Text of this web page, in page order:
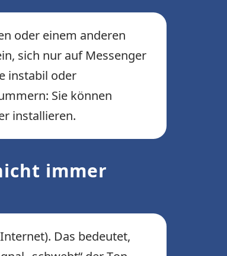
oder einem anderen
sich nur auf Messenger
instabil oder
Sie können
installieren.
immer
Das bedeutet,